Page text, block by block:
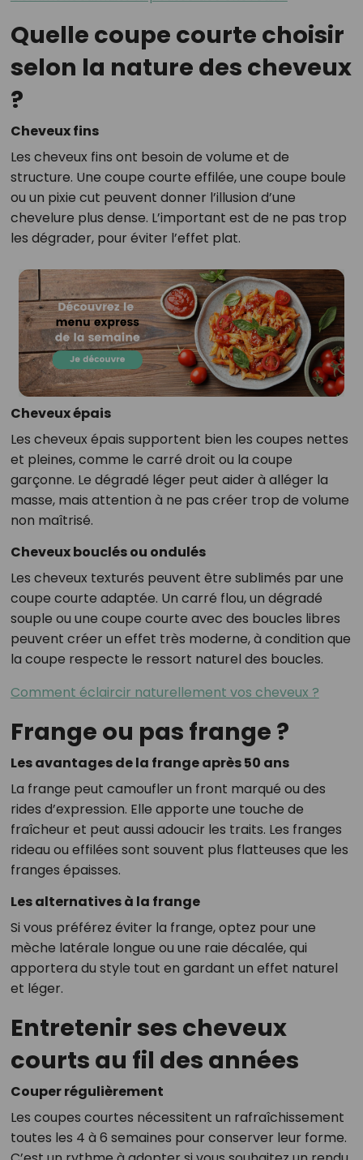
Quelle coupe courte choisir
selon la nature des cheveux
?
Cheveux fins
Les cheveux fins ont besoin de volume et de
structure. Une coupe courte effilée, une coupe boule
ou un pixie cut peuvent donner l’illusion d’une
chevelure plus dense. L’important est de ne pas trop
les dégrader, pour éviter l’effet plat.
Cheveux épais
Les cheveux épais supportent bien les coupes nettes
et pleines, comme le carré droit ou la coupe
garçonne. Le dégradé léger peut aider à alléger la
masse, mais attention à ne pas créer trop de volume
non maîtrisé.
Cheveux bouclés ou ondulés
Les cheveux texturés peuvent être sublimés par une
coupe courte adaptée. Un carré flou, un dégradé
souple ou une coupe courte avec des boucles libres
peuvent créer un effet très moderne, à condition que
la coupe respecte le ressort naturel des boucles.
Comment éclaircir naturellement vos cheveux ?
Frange ou pas frange ?
Les avantages de la frange après 50 ans
La frange peut camoufler un front marqué ou des
rides d’expression. Elle apporte une touche de
fraîcheur et peut aussi adoucir les traits. Les franges
rideau ou effilées sont souvent plus flatteuses que les
franges épaisses.
Les alternatives à la frange
Si vous préférez éviter la frange, optez pour une
mèche latérale longue ou une raie décalée, qui
apportera du style tout en gardant un effet naturel
et léger.
Entretenir ses cheveux
courts au fil des années
Couper régulièrement
Les coupes courtes nécessitent un rafraîchissement
toutes les 4 à 6 semaines pour conserver leur forme.